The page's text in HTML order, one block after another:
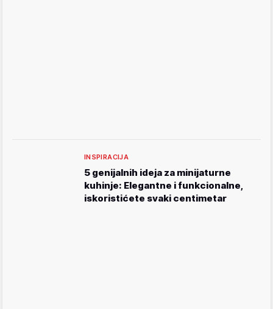
INSPIRACIJA
5 genijalnih ideja za minijaturne
kuhinje: Elegantne i funkcionalne,
iskoristićete svaki centimetar